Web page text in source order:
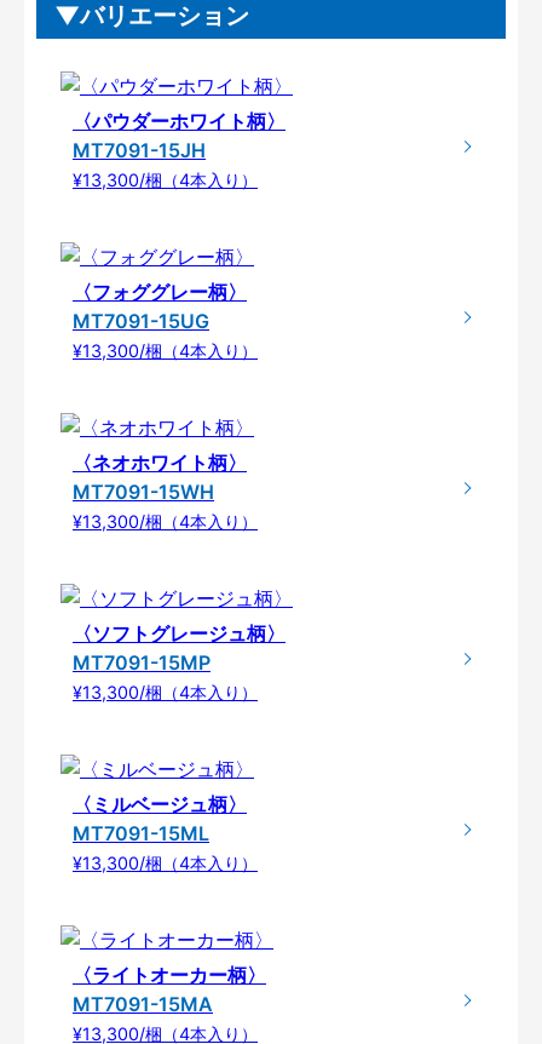
バリエーション
〈パウダーホワイト柄〉
MT7091-15JH
¥13,300/梱（4本入り）
〈フォググレー柄〉
MT7091-15UG
¥13,300/梱（4本入り）
〈ネオホワイト柄〉
MT7091-15WH
¥13,300/梱（4本入り）
〈ソフトグレージュ柄〉
MT7091-15MP
¥13,300/梱（4本入り）
〈ミルベージュ柄〉
MT7091-15ML
¥13,300/梱（4本入り）
〈ライトオーカー柄〉
MT7091-15MA
¥13,300/梱（4本入り）